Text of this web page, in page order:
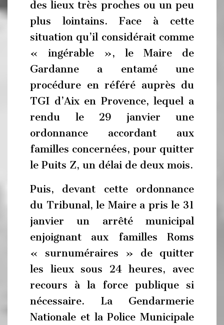
des lieux très proches ou un peu
plus lointains. Face à cette
situation qu’il considérait comme
« ingérable », le Maire de
Gardanne a entamé une
procédure en référé auprès du
TGI d’Aix en Provence, lequel a
rendu le 29 janvier une
ordonnance accordant aux
familles concernées, pour quitter
le Puits Z, un délai de deux mois.
Puis, devant cette ordonnance
du Tribunal, le Maire a pris le 31
janvier un arrêté municipal
enjoignant aux familles Roms
« surnuméraires » de quitter
les lieux sous 24 heures, avec
recours à la force publique si
nécessaire. La Gendarmerie
Nationale et la Police Municipale